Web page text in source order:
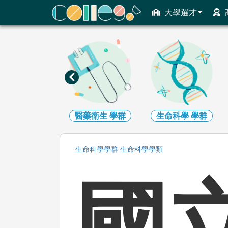
大學選才
ColleGo! 大學選才與高中育才輔助系統
生命科學 學群 生物資源 學群
生命科學學群 生命科學學類